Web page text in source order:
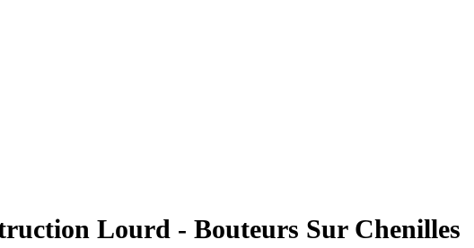
Lourd - Bouteurs Sur Chenilles